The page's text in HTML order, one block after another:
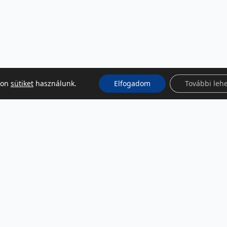
sütikethasználunk. Elfogadom További